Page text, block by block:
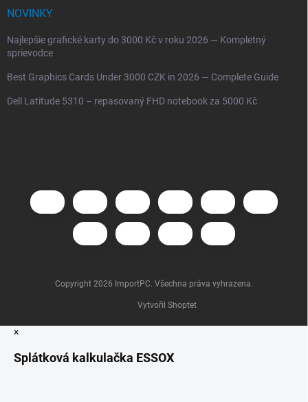
NOVINKY
Najlepšie grafické karty do 3000 Kč v roku 2026 — Kompletný
sprievodce
Best Graphics Cards Under 3000 CZK in 2026 — Complete Guide
Dell Latitude 5310 – repasovaný FHD notebook za 5000 Kč
Vytvořil Shoptet
Copyright 2026 ImportPC. Všechna práva vyhrazena.
×
Splátková kalkulačka ESSOX